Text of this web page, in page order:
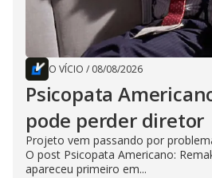
O VÍCIO / 08/08/2026
Psicopata
pode perder diretor
Projeto vem passando por
O post Psicopata Americano:
apareceu primeiro em...